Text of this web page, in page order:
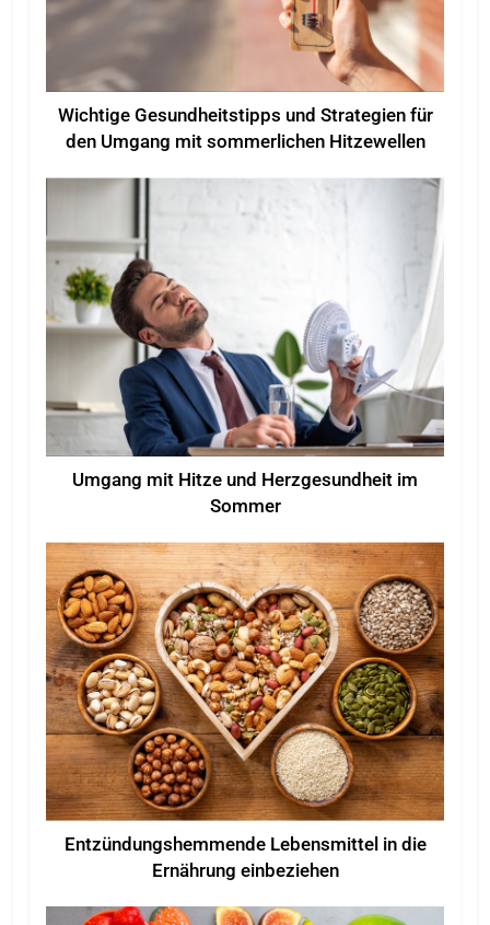
Wichtige Gesundheitstipps und Strategien für
den Umgang mit sommerlichen Hitzewellen
Umgang mit Hitze und Herzgesundheit im
Sommer
Entzündungshemmende Lebensmittel in die
Ernährung einbeziehen